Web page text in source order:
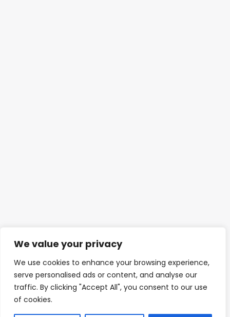
We value your privacy
We use cookies to enhance your browsing experience,
serve personalised ads or content, and analyse our
traffic. By clicking "Accept All", you consent to our use
of cookies.